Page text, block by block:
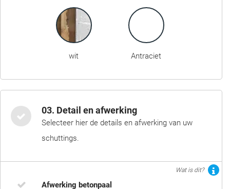
wit Antraciet
03. Detail en afwerking
Selecteer hier de details en afwerking van uw
schuttings.
Wat is dit?
Afwerking betonpaal